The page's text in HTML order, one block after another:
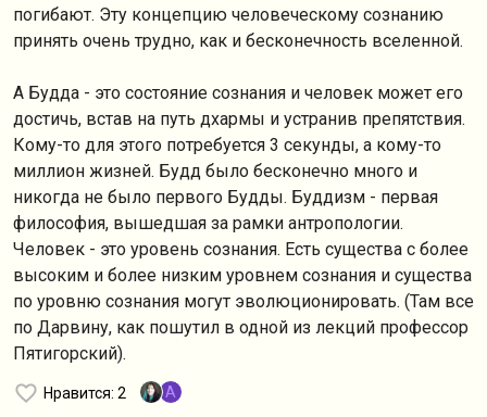
погибают. Эту концепцию человеческому сознанию
принять очень трудно, как и бесконечность вселенной.
А Будда - это состояние сознания и человек может его
достичь, встав на путь дхармы и устранив препятствия.
Кому-то для этого потребуется 3 секунды, а кому-то
миллион жизней. Будд было бесконечно много и
никогда не было первого Будды. Буддизм - первая
философия, вышедшая за рамки антропологии.
Человек - это уровень сознания. Есть существа с более
высоким и более низким уровнем сознания и существа
по уровню сознания могут эволюционировать. (Там все
по Дарвину, как пошутил в одной из лекций профессор
Пятигорский).
Нравится: 2 A